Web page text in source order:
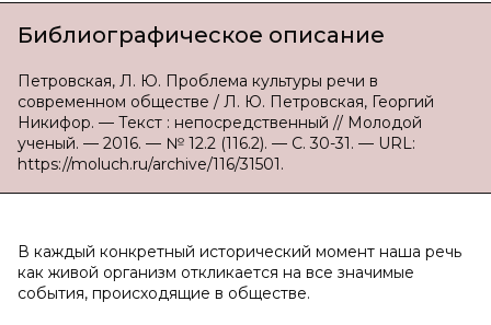
Библиографическое описание
Петровская, Л. Ю. Проблема культуры речи в
современном обществе / Л. Ю. Петровская, Георгий
Никифор. — Текст : непосредственный // Молодой
ученый. — 2016. — № 12.2 (116.2). — С. 30-31. — URL:
https://moluch.ru/archive/116/31501.
В каждый конкретный исторический момент наша речь
как живой организм откликается на все значимые
события, происходящие в обществе.